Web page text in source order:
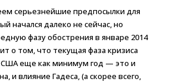
серьезнейшие предпосылки для
начался далеко не сейчас, но
фазу обострения в январе 2014
о том, что текущая фаза кризиса
США еще как минимум год — это и
и влияние Гадеса, (а скорее всего,